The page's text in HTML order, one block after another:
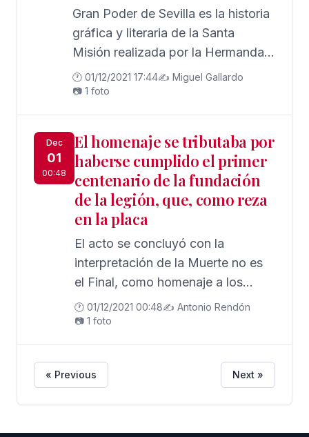
Gran Poder de Sevilla es la historia
gráfica y literaria de la Santa
Misión realizada por la Hermandad
de Jesús del Gran Poder en 2021,
🕐 01/12/2021 17:44✍️ Miguel Gallardo
📷 1 foto
Dec
01
00:48
El homenaje se tributaba por
haberse cumplido el primer
centenario de la fundación
de la legión, que, como reza
en la placa
El acto se concluyó con la
interpretación de la Muerte no es
el Final, como homenaje a los
Caídos
🕐 01/12/2021 00:48✍️ Antonio Rendón
📷 1 foto
« Previous Next »